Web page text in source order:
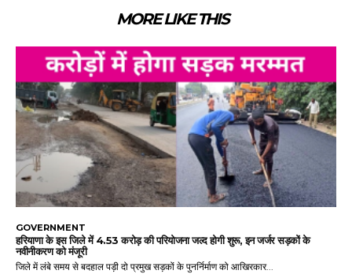
MORE LIKE THIS
GOVERNMENT
हरियाणा के इस जिले में 4.53 करोड़ की परियोजना जल्द होगी शुरू, इन जर्जर सड़कों के
नवीनीकरण को मंजूरी
जिले में लंबे समय से बदहाल पड़ी दो प्रमुख सड़कों के पुनर्निर्माण को आखिरकार...